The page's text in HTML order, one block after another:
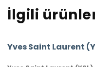
İlgili
Yves Saint Laurent